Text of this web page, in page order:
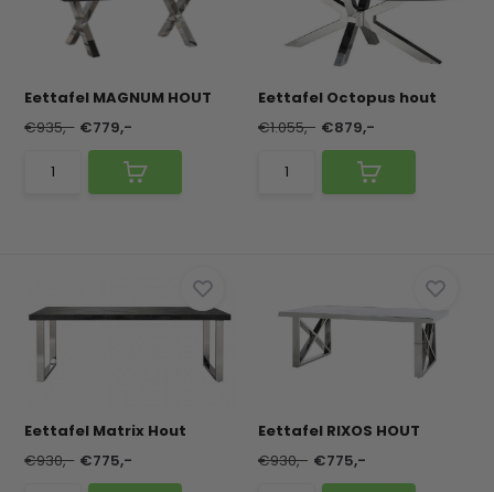
Eettafel MAGNUM HOUT
€935,- €779,-
Eettafel Octopus hout
€1.055,- €879,-
Eettafel Matrix Hout
€930,- €775,-
Eettafel RIXOS HOUT
€930,- €775,-